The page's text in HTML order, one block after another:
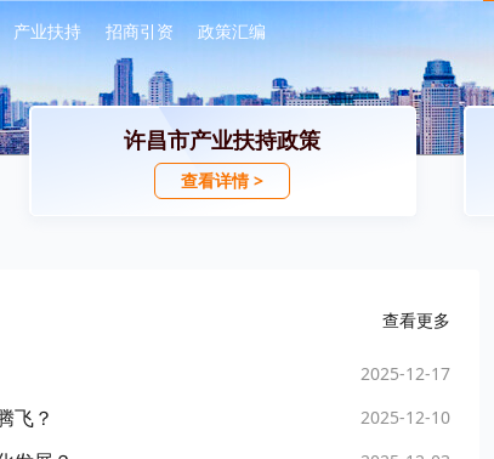
产业扶持 招商引资 政策汇编
许昌市产业扶持政策
查看详情 >
查看更多
2025-12-17
飞？ 2025-12-10